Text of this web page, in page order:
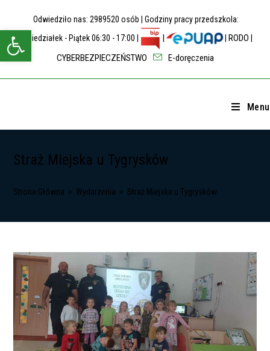
Open toolbar
content
Odwiedziło nas: 2989520 osób | Godziny pracy przedszkola:
Poniedziałek - Piątek 06:30 - 17:00 |
| | RODO
CYBERBEZPIECZEŃSTWO E-doręczenia
Menu
Straż Miejska u Tygrysków
Strona Główna > Wydarzenia > Straż Miejska u Tygrysków